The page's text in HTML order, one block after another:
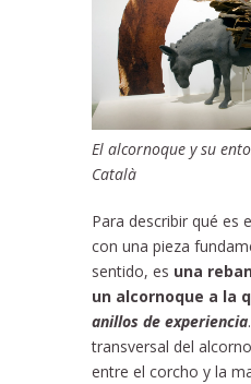
El alcornoque y su
Català
Para describir qué es
con una pieza
sentido, es una
un alcornoque a la
anillos de experiencia
transversal del
entre el corcho y la